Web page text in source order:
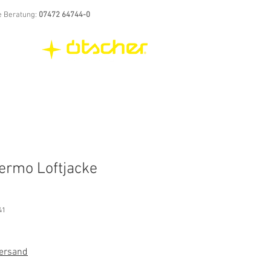
Beratung: 07472 64744-0
Loftjacke